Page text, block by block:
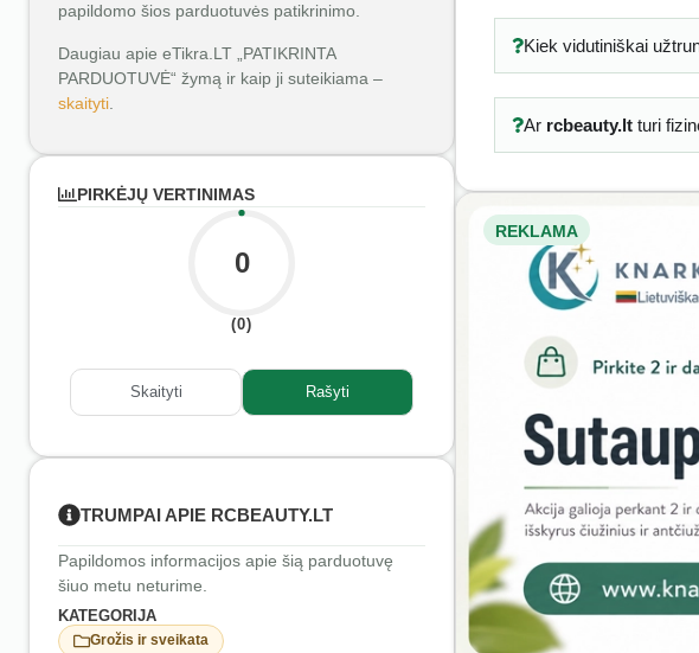
papildomo šios parduotuvės patikrinimo.
Daugiau apie eTikra.LT „PATIKRINTA
PARDUOTUVĖ“ žymą ir kaip ji suteikiama –
skaityti
PIRKĖJŲ VERTINIMAS
0
(0)
Skaityti Rašyti
TRUMPAI APIE RCBEAUTY.LT
Papildomos informacijos apie šią parduotuvę
šiuo metu neturime.
KATEGORIJA
Grožis ir sveikata
Kiek vidutiniškai
Ar rcbeauty.ltturi
REKLAMA